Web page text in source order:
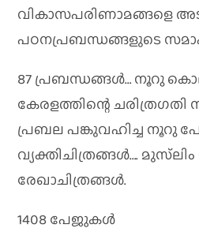
വികാസപരിണാമങ്ങളെ
പഠനപ്രബന്ധങ്ങളുടെ
87 പ്രബന്ധങ്ങള്‍… നൂറു
കേരളത്തിന്റെ ചരിത്രഗതി
പ്രബല പങ്കുവഹിച്ച നൂറു
വ്യക്തിചിത്രങ്ങള്‍….
രേഖാചിത്രങ്ങള്‍.
1408 പേജുകൾ